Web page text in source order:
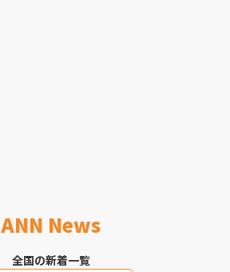
ANN News
全国の新着一覧